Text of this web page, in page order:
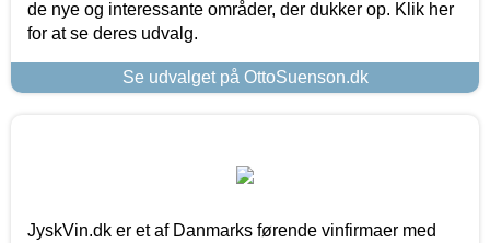
de nye og interessante områder, der dukker op. Klik her
for at se deres udvalg.
Se udvalget på OttoSuenson.dk
JyskVin.dk er et af Danmarks førende vinfirmaer med